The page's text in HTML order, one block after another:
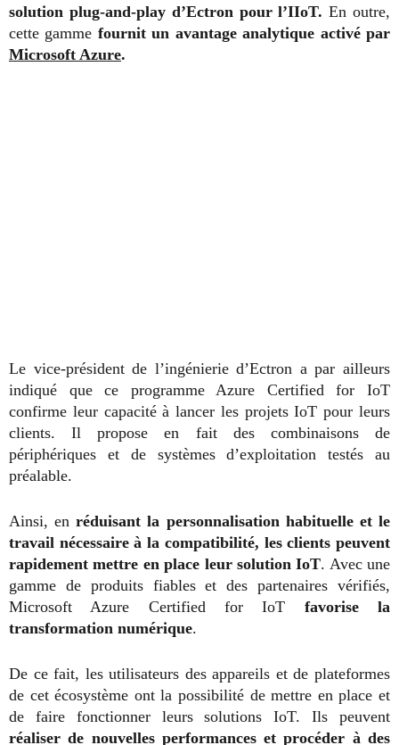
solution plug-and-play d’Ectron pour l’IIoT.En outre,
cette gamme fournit un avantage analytique activé par
Microsoft Azure.
Le vice-président de l’ingénierie d’Ectron a par ailleurs
indiqué que ce programme Azure Certified for IoT
confirme leur capacité à lancer les projets IoT pour leurs
clients. Il propose en fait des combinaisons de
périphériques et de systèmes d’exploitation testés au
préalable.
Ainsi, enréduisant la personnalisation habituelle et le
travail nécessaire à la compatibilité, les clients peuvent
rapidement mettre en place leur solution IoT. Avec une
gamme de produits fiables et des partenaires vérifiés,
Microsoft Azure Certified for IoT favorise la
transformation numérique.
De ce fait, les utilisateurs des appareils et de plateformes
de cet écosystème ont la possibilité de mettre en place et
de faire fonctionner leurs solutions IoT. Ils peuvent
réaliser de nouvelles performances et procéder à des